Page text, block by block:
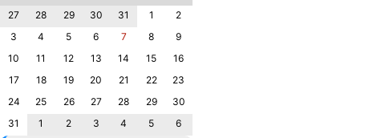
27
28 29 30 31 1
2
3
4 5 6 7 8
9
10
11 12 13 14 15
16
17
18 19 20 21 22
23
24
25 26 27 28 29
30
31
1 2 3 4 5 6